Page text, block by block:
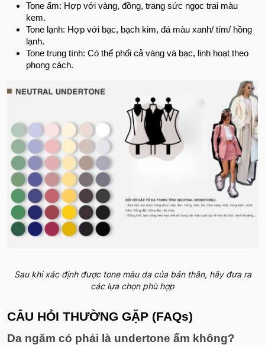
Tone ấm: Hợp với vàng, đồng, trang sức ngọc trai màu
kem.
Tone lạnh: Hợp với bạc, bạch kim, đá màu xanh/ tím/ hồng
lạnh.
Tone trung tính: Có thể phối cả vàng và bạc, linh hoạt theo
phong cách.
Sau khi xác định được tone màu da của bản thân, hãy đưa ra
các lựa chọn phù hợp
CÂU HỎI THƯỜNG GẶP (FAQs)
Da ngăm có phải là undertone ấm không?